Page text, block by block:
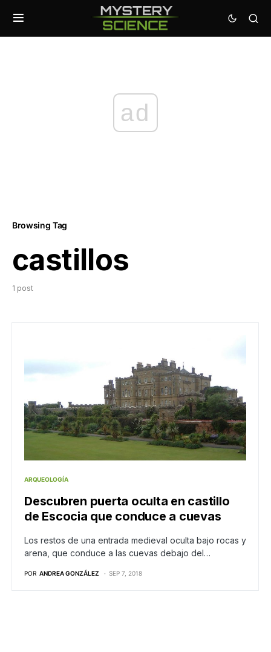
ad
Browsing Tag
castillos
1 post
ARQUEOLOGÍA
Descubren puerta oculta en castillo
de Escocia que conduce a cuevas
Los restos de una entrada medieval oculta bajo rocas y
arena, que conduce a las cuevas debajo del…
POR ANDREA GONZÁLEZ SEP 7, 2018